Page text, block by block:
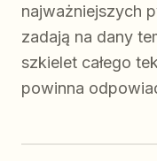
najważniejszych
zadają na dany
szkielet całego
powinna